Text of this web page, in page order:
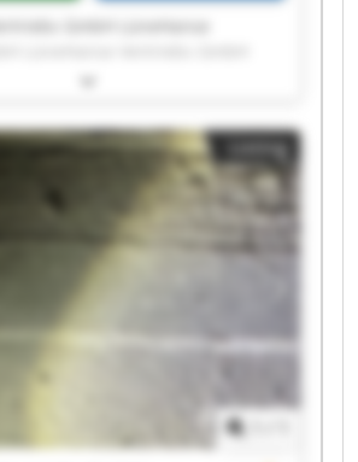
GmbH LüneHanse
GmbH LüneHanse
LüneHanse Vertriebs GmbH
GmbH LüneHanse
LüneHanse Vertriebs GmbH
LüneHanse Vertriebs GmbH
GmbH LüneHanse
LüneHanse Vertriebs GmbH
GmbH LüneHanse
Listing